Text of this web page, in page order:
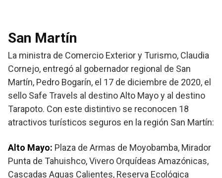
San Martín
La ministra de Comercio Exterior y Turismo, Claudia
Cornejo, entregó al gobernador regional de San
Martín, Pedro Bogarín, el 17 de diciembre de 2020, el
sello Safe Travels al destino Alto Mayo y al destino
Tarapoto. Con este distintivo se reconocen 18
atractivos turísticos seguros en la región San Martín:
Alto Mayo: Plaza de Armas de Moyobamba, Mirador
Punta de Tahuishco, Vivero Orquídeas Amazónicas,
Cascadas Aguas Calientes, Reserva Ecológica